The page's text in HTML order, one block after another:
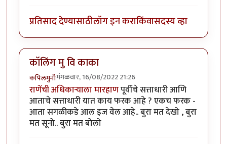
प्रतिसाद देण्यासाठीलॉग इन कराकिंवासदस्य व्हा
कॉलिंग मु वि काका
कपिलमुनीमंगळवार, 16/08/2022 21:26
राणेंची अधिकाऱ्याला मारहाणपूर्वीचे सत्ताधारी आणि
आताचे सत्ताधारी यात काय फरक आहे ? एकच फरक -
आता सगळीकडे आल इज वेल आहे.. बुरा मत देखो , बुरा
मत सूनो.. बुरा मत बोलो